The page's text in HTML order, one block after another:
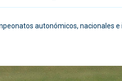
autonómicos, nacionales